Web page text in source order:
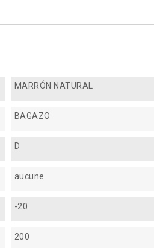
MARRÓN NATURAL
BAGAZO
D
aucune
-20
200